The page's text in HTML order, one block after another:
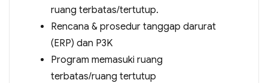
ruang terbatas/tertutup.
Rencana & prosedur tanggap darurat
(ERP) dan P3K
Program memasuki ruang
terbatas/ruang tertutup